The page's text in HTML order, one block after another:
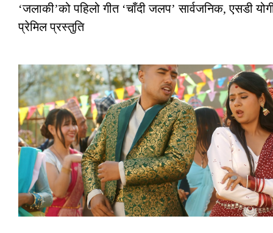
‘जलाकी’को पहिलो गीत ‘चाँदी जलप’ सार्वजनिक, एसडी
प्रेमिल प्रस्तुति